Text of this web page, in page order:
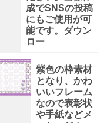
成でSNSの投稿
にもご使用が可
能です。ダウン
ロー
紫色の枠素材
となり、かわ
いいフレーム
なので表彰状
や手紙などメ